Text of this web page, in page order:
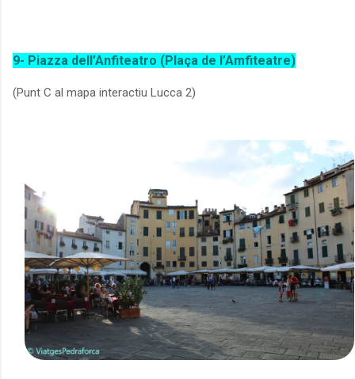
9- Piazza dell’Anfiteatro (Plaça de l’Amfiteatre)
(Punt C al mapa interactiu Lucca 2)